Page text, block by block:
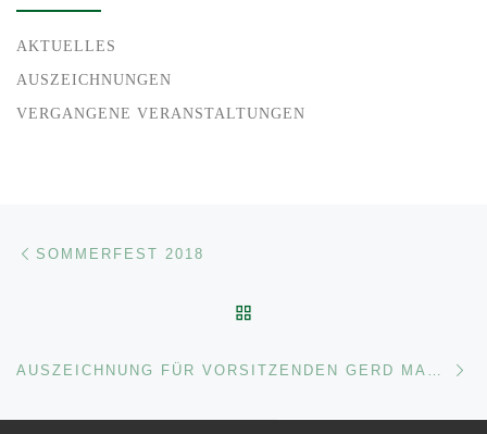
AKTUELLES
AUSZEICHNUNGEN
VERGANGENE VERANSTALTUNGEN
Beitragsnavigation
SOMMERFEST 2018